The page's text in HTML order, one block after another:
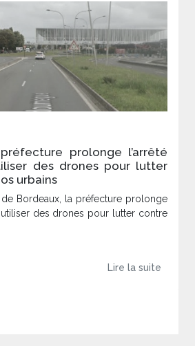
prolonge l’arrêté
des drones pour lutter
urbains
de Bordeaux, la préfecture prolonge
utiliser des drones pour lutter contre
Lire la suite